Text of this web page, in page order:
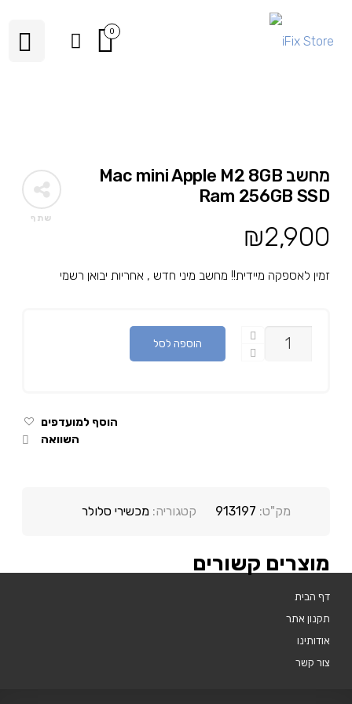
0
שתף
מחשב Mac mini Apple M2 8GB
Ram 256GB SSD
₪2,900
זמין לאספקה מיידית!! מחשב מיני חדש , אחריות יבואן רשמי
כמות
הוספה לסל
הוסף למועדפים
השוואה
מק"ט: 913197 קטגוריה:מכשירי סלולר
מוצרים קשורים
דף הבית
תקנון אתר
אודותינו
צור קשר